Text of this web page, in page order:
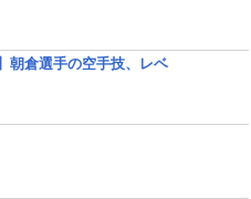
朝倉選手の空手技、レベ